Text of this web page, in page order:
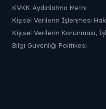
KVKK Aydınlatma Metni
Kişisel Verilerin İşlenmesi
Kişisel Verilerin Korunması,
Bilgi Güvenliği Politikası